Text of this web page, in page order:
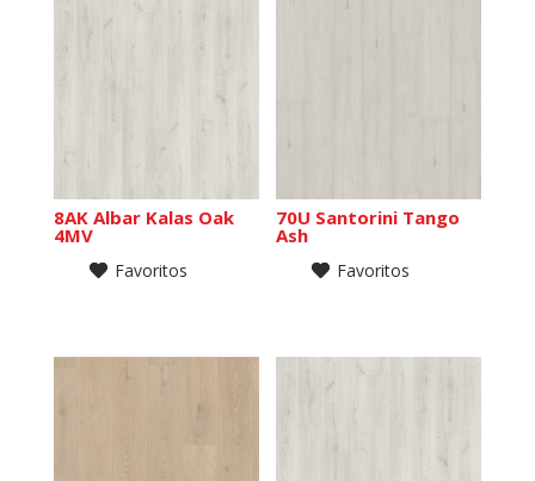
8AK Albar Kalas Oak
4MV
Favoritos
70U Santorini Tango
Ash
Favoritos